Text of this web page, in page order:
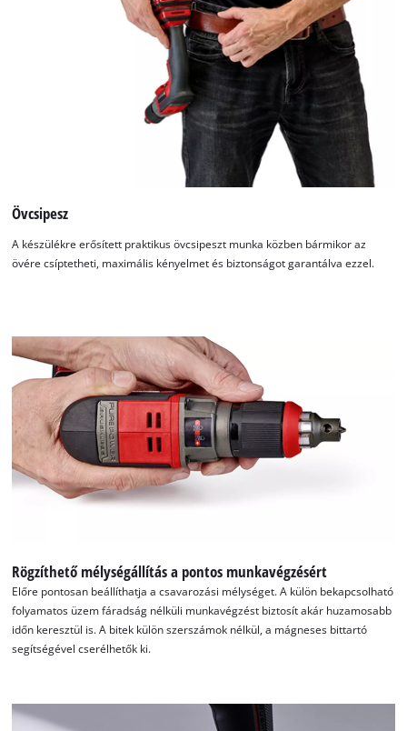
A Google Maps szolgáltatás betöltéséhez
szükségünk van az Ön jóváhagyására!
This content is not permitted to load due
the site with their CMP to add this content
to the list of technologies used.
Övcsipesz
A készülékre erősített praktikus övcsipeszt munka közben bármikor az
övére csíptetheti, maximális kényelmet és biztonságot garantálva ezzel.
Rögzíthető mélységállítás a pontos munkavégzésért
Előre pontosan beállíthatja a csavarozási mélységet. A külön bekapcsolható
folyamatos üzem fáradság nélküli munkavégzést biztosít akár huzamosabb
időn keresztül is. A bitek külön szerszámok nélkül, a mágneses bittartó
segítségével cserélhetők ki.